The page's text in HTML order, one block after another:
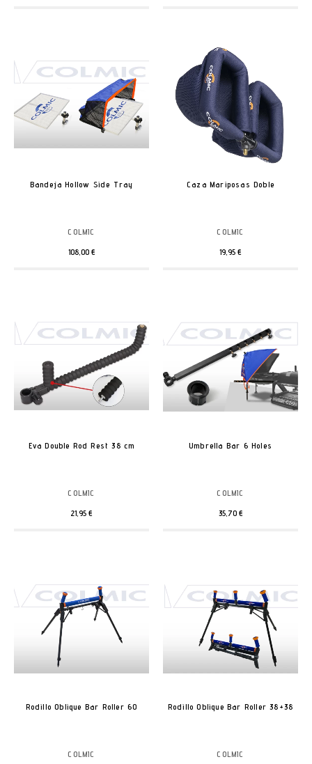
Bandeja Hollow Side Tray
COLMIC
108,00 €
Caza Mariposas Doble
COLMIC
19,95 €
Eva Double Rod Rest 38 cm
COLMIC
21,95 €
Umbrella Bar 6 Holes
COLMIC
35,70 €
Rodillo Oblique Bar Roller 60
COLMIC
Rodillo Oblique Bar Roller 38+38
COLMIC